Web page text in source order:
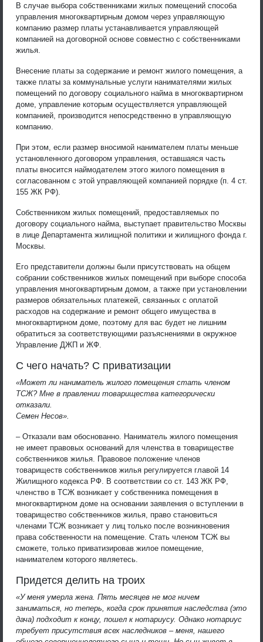
В случае выбора собственниками жилых помещений способа
управления многоквартирным домом через управляющую
компанию размер платы устанавливается управляющей
компанией на договорной основе совместно с собственниками
жилья.
Внесение платы за содержание и ремонт жилого помещения, а
также платы за коммунальные услуги нанимателями жилых
помещений по договору социального найма в многоквартирном
доме, управление которым осуществляется управляющей
компанией, производится непосредственно в управляющую
компанию.
При этом, если размер вносимой нанимателем платы меньше
установленного договором управления, оставшаяся часть
платы вносится наймодателем этого жилого помещения в
согласованном с этой управляющей компанией порядке (п. 4 ст.
155 ЖК РФ).
Собственником жилых помещений, предоставляемых по
договору социального найма, выступает правительство Москвы
в лице Департамента жилищной политики и жилищного фонда г.
Москвы.
Его представители должны были присутствовать на общем
собрании собственников жилых помещений при выборе способа
управления многоквартирным домом, а также при установлении
размеров обязательных платежей, связанных с оплатой
расходов на содержание и ремонт общего имущества в
многоквартирном доме, поэтому для вас будет не лишним
обратиться за соответствующими разъяснениями в окружное
Управление ДЖП и ЖФ.
С чего начать? С приватизации
«Может ли наниматель жилого помещения стать членом
ТСЖ? Мне в правлении товарищества категорически
отказали.
Семен Несов».
– Отказали вам обоснованно. Наниматель жилого помещения
не имеет правовых оснований для членства в товариществе
собственников жилья. Правовое положение членов
товариществ собственников жилья регулируется главой 14
Жилищного кодекса РФ. В соответствии со ст. 143 ЖК РФ,
членство в ТСЖ возникает у собственника помещения в
многоквартирном доме на основании заявления о вступлении в
товарищество собственников жилья, право становиться
членами ТСЖ возникает у лиц только после возникновения
права собственности на помещение. Стать членом ТСЖ вы
сможете, только приватизировав жилое помещение,
нанимателем которого являетесь.
Придется делить на троих
«У меня умерла жена. Пять месяцев не мог ничем
заниматься, но теперь, когда срок принятия наследства (это
дача) подходит к концу, пошел к нотариусу. Однако нотариус
требует присутствия всех наследников – меня, нашего